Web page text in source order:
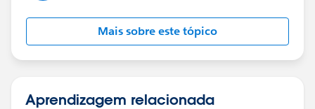
Mais sobre este tópico
Aprendizagem relacionada